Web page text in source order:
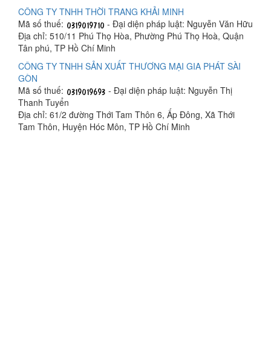
CÔNG TY TNHH THỜI TRANG KHẢI MINH
Mã số thuế:
- Đại diện pháp luật: Nguyễn Văn Hữu
Địa chỉ: 510/11 Phú Thọ Hòa, Phường Phú Thọ Hoà, Quận
Tân phú, TP Hồ Chí Minh
CÔNG TY TNHH SẢN XUẤT THƯƠNG MẠI GIA PHÁT SÀI
GÒN
Mã số thuế:
- Đại diện pháp luật: Nguyễn Thị
Thanh Tuyển
Địa chỉ: 61/2 đường Thới Tam Thôn 6, Ấp Đông, Xã Thới
Tam Thôn, Huyện Hóc Môn, TP Hồ Chí Minh